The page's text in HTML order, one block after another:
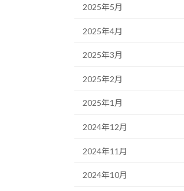
2025年5月
2025年4月
2025年3月
2025年2月
2025年1月
2024年12月
2024年11月
2024年10月